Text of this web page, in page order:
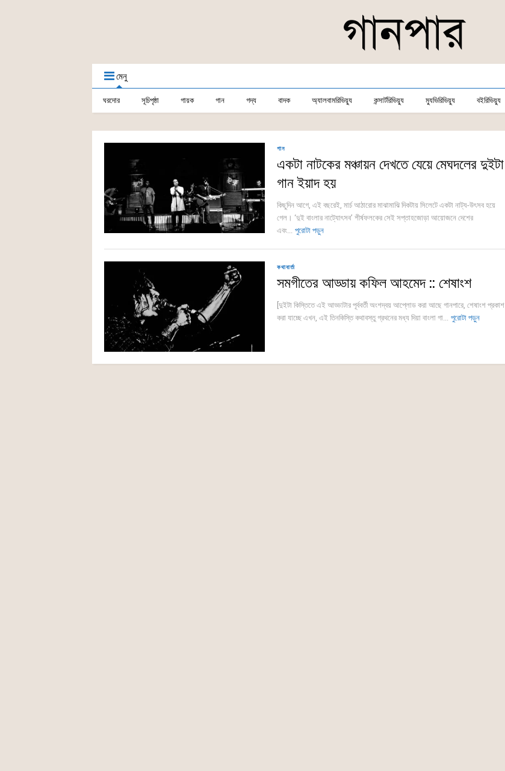
মেনু
ঘরদোর সূচিপৃষ্ঠা গায়ক গান গদ্য বাদক অ্যালবামরিভিয়্যু কন্সার্টরিভিয়্যু ম্যুভিরিভিয়্যু বইরিভিয়্যু
গান
একটা নাটকের মঞ্চায়ন দেখতে যেয়ে মেঘদলের দুইটা
গান ইয়াদ হয়
কিছুদিন আগে, এই বছরেই, মার্চ আঠারোর মাঝামাঝি দিকটায় সিলেটে একটা নাট্য-উৎসব হয়ে
গেল। ‘দুই বাংলার নাট্যোৎসব’ শীর্ষফলকের সেই সপ্তাহজোড়া আয়োজনে দেশের
এবং... পুরোটা পড়ুন
কথাবার্তা
সমগীতের আড্ডায় কফিল আহমেদ :: শেষাংশ
[দুইটা কিস্তিতে এই আড্ডাটার পূর্ববর্তী অংশদ্বয় আপ্লোড করা আছে গানপারে, শেষাংশ প্রকাশ
করা যাচ্ছে এখন, এই তিনকিস্তি কথাবস্তু গ্রথনের মধ্য দিয়া বাংলা গা... পুরোটা পড়ুন